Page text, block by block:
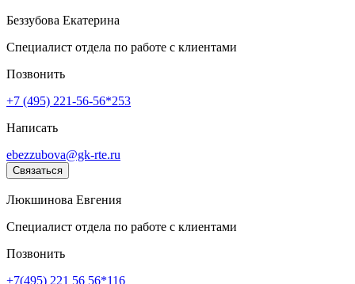
Беззубова Екатерина
Специалист отдела по работе с клиентами
Позвонить
+7 (495) 221-56-56*253
Написать
ebezzubova@gk-rte.ru
Связаться
Люкшинова Евгения
Специалист отдела по работе с клиентами
Позвонить
+7(495) 221 56 56*116